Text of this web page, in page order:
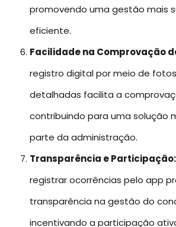
promovendo uma gestão mais
eficiente.
Facilidade na Comprovação
registro digital por meio de
detalhadas facilita a
contribuindo para uma solução
parte da administração.
Transparência e Participação:
registrar ocorrências pelo app
transparência na gestão do
incentivando a participação